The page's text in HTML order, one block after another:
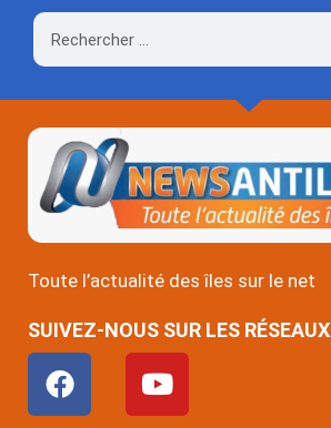
Rechercher
Toute l’actualité des îles sur le net
SUIVEZ-NOUS SUR LES RÉSEAUX
F
a
Y
o